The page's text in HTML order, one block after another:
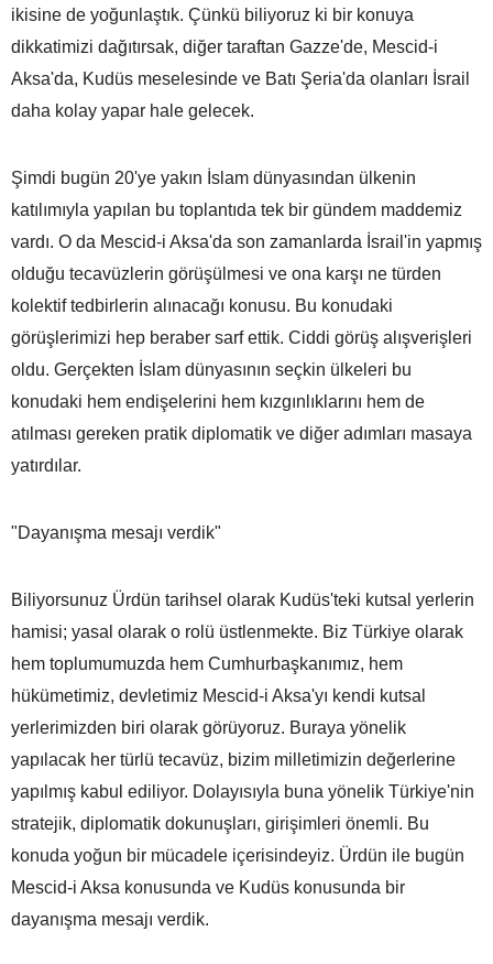
ikisine de yoğunlaştık. Çünkü biliyoruz ki bir konuya
dikkatimizi dağıtırsak, diğer taraftan Gazze'de, Mescid-i
Aksa'da, Kudüs meselesinde ve Batı Şeria'da olanları İsrail
daha kolay yapar hale gelecek.
Şimdi bugün 20'ye yakın İslam dünyasından ülkenin
katılımıyla yapılan bu toplantıda tek bir gündem maddemiz
vardı. O da Mescid-i Aksa'da son zamanlarda İsrail'in yapmış
olduğu tecavüzlerin görüşülmesi ve ona karşı ne türden
kolektif tedbirlerin alınacağı konusu. Bu konudaki
görüşlerimizi hep beraber sarf ettik. Ciddi görüş alışverişleri
oldu. Gerçekten İslam dünyasının seçkin ülkeleri bu
konudaki hem endişelerini hem kızgınlıklarını hem de
atılması gereken pratik diplomatik ve diğer adımları masaya
yatırdılar.
"Dayanışma mesajı verdik"
Biliyorsunuz Ürdün tarihsel olarak Kudüs'teki kutsal yerlerin
hamisi; yasal olarak o rolü üstlenmekte. Biz Türkiye olarak
hem toplumumuzda hem Cumhurbaşkanımız, hem
hükümetimiz, devletimiz Mescid-i Aksa'yı kendi kutsal
yerlerimizden biri olarak görüyoruz. Buraya yönelik
yapılacak her türlü tecavüz, bizim milletimizin değerlerine
yapılmış kabul ediliyor. Dolayısıyla buna yönelik Türkiye'nin
stratejik, diplomatik dokunuşları, girişimleri önemli. Bu
konuda yoğun bir mücadele içerisindeyiz. Ürdün ile bugün
Mescid-i Aksa konusunda ve Kudüs konusunda bir
dayanışma mesajı verdik.